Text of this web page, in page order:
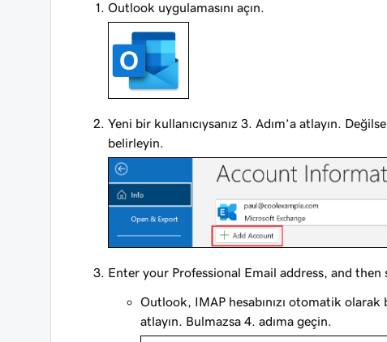
Outlook uygulamasını açın.
Yeni bir kullanıcıysanız 3. Adım’a atlayın.
belirleyin.
Enter your Professional Email address, and then
Outlook, IMAP hesabınızı otomatik
atlayın. Bulmazsa 4. adıma geçin.